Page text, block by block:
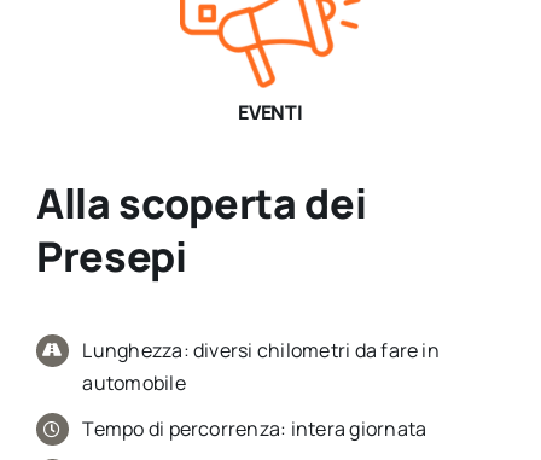
EVENTI
Alla scoperta dei
Presepi
Lunghezza: diversi chilometri da fare in
automobile
Tempo di percorrenza: intera giornata